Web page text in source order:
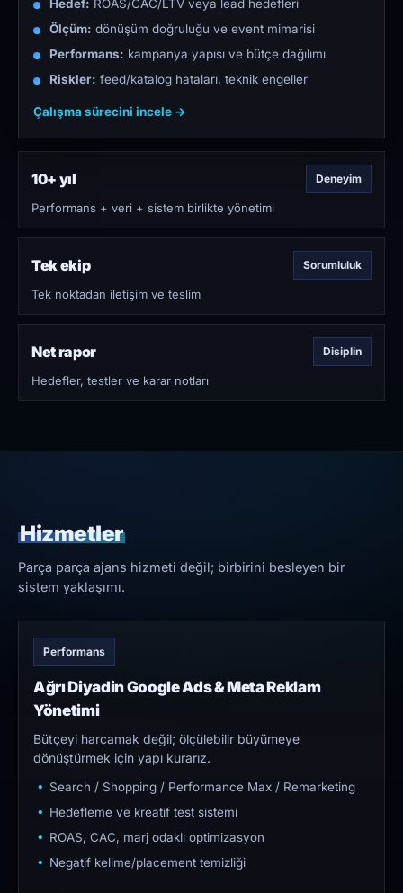
Hedef: ROAS/CAC/LTV veya lead hedefleri
Ölçüm: dönüşüm doğruluğu ve event mimarisi
Performans: kampanya yapısı ve bütçe dağılımı
Riskler: feed/katalog hataları, teknik engeller
Çalışma sürecini incele →
10+ yıl Deneyim
Performans + veri + sistem birlikte yönetimi
Tek ekip Sorumluluk
Tek noktadan iletişim ve teslim
Net rapor Disiplin
Hedefler, testler ve karar notları
Hizmetler
Parça parça ajans hizmeti değil; birbirini besleyen bir
sistem yaklaşımı.
Performans
Ağrı Diyadin Google Ads & Meta Reklam
Yönetimi
Bütçeyi harcamak değil; ölçülebilir büyümeye
dönüştürmek için yapı kurarız.
Search / Shopping / Performance Max / Remarketing
Hedefleme ve kreatif test sistemi
ROAS, CAC, marj odaklı optimizasyon
Negatif kelime/placement temizliği